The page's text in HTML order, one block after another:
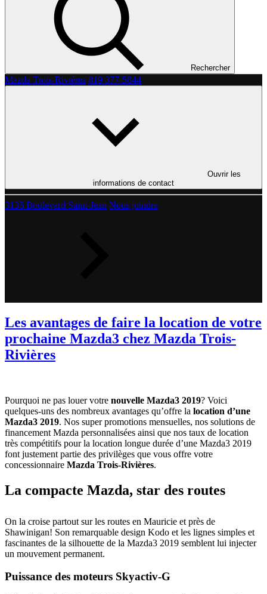
Rechercher
Mazda Trois-Rivières 819 377-5844
Ouvrir les
informations de contact
3135 Boulevard Saint-Jean Nous joindre
Les avantages de faire la location de votre
prochaine Mazda3 chez Mazda Trois-
Rivières
Pourquoi ne pas louer votre nouvelle Mazda3 2019? Voici
quelques-uns des nombreux avantages qu’offre la location d’une
Mazda3 2019. Nos super promotions mensuelles, nos solutions de
financement Mazda personnalisées ainsi que nos taux de location
très compétitifs pour la location longue durée d’une Mazda3 2019
font justement partie des privilèges que vous offre votre
concessionnaire Mazda Trois-Rivières.
La compacte Mazda, star des routes
On la croise partout sur les routes en Mauricie et près de
Shawinigan! Son remarquable design Kodo et les lignes simples et
fascinantes de la silhouette de la Mazda3 2019 semblent lui injecter
un mouvement permanent.
Puissance des moteurs Skyactiv-G